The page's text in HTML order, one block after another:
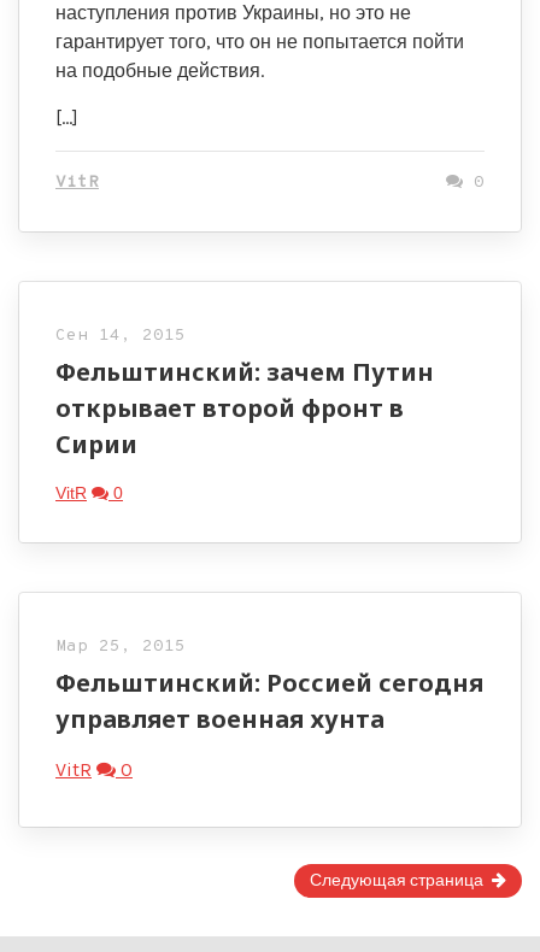
наступления против Украины, но это не
гарантирует того, что он не попытается пойти
на подобные действия.
[…]
VitR 0
Сен 14, 2015
Фельштинский: зачем Путин
открывает второй фронт в
Сирии
VitR 0
Мар 25, 2015
Фельштинский: Россией сегодня
управляет военная хунта
VitR 0
Следующая страница